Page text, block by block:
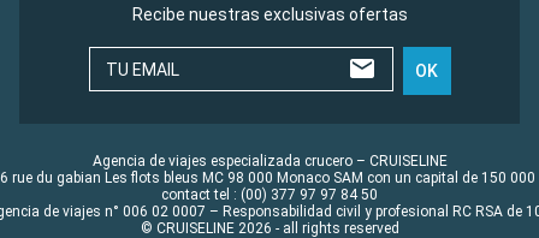
Recibe nuestras exclusivas ofertas
TU EMAIL OK
Agencia de viajes especializada crucero – CRUISELINE
rue du gabian Les flots bleus MC 98 000 Monaco SAM con un capital de 150 000
contact tel : (00) 377 97 97 84 50
de viajes n° 006 02 0007 – Responsabilidad civil y profesional RC RSA de
© CRUISELINE 2026 - all rights reserved